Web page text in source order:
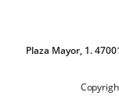
Plaza Mayor, 1.